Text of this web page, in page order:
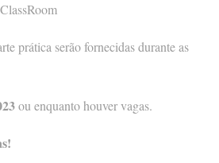
prática serão fornecidas durante as
ou enquanto houver vagas.